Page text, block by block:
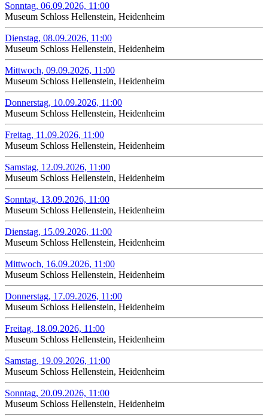
Sonntag, 06.09.2026, 11:00
Museum Schloss Hellenstein, Heidenheim
Dienstag, 08.09.2026, 11:00
Museum Schloss Hellenstein, Heidenheim
Mittwoch, 09.09.2026, 11:00
Museum Schloss Hellenstein, Heidenheim
Donnerstag, 10.09.2026, 11:00
Museum Schloss Hellenstein, Heidenheim
Freitag, 11.09.2026, 11:00
Museum Schloss Hellenstein, Heidenheim
Samstag, 12.09.2026, 11:00
Museum Schloss Hellenstein, Heidenheim
Sonntag, 13.09.2026, 11:00
Museum Schloss Hellenstein, Heidenheim
Dienstag, 15.09.2026, 11:00
Museum Schloss Hellenstein, Heidenheim
Mittwoch, 16.09.2026, 11:00
Museum Schloss Hellenstein, Heidenheim
Donnerstag, 17.09.2026, 11:00
Museum Schloss Hellenstein, Heidenheim
Freitag, 18.09.2026, 11:00
Museum Schloss Hellenstein, Heidenheim
Samstag, 19.09.2026, 11:00
Museum Schloss Hellenstein, Heidenheim
Sonntag, 20.09.2026, 11:00
Museum Schloss Hellenstein, Heidenheim